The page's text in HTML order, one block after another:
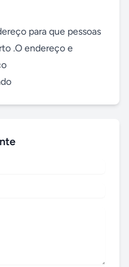
para que pessoas
.O endereço e